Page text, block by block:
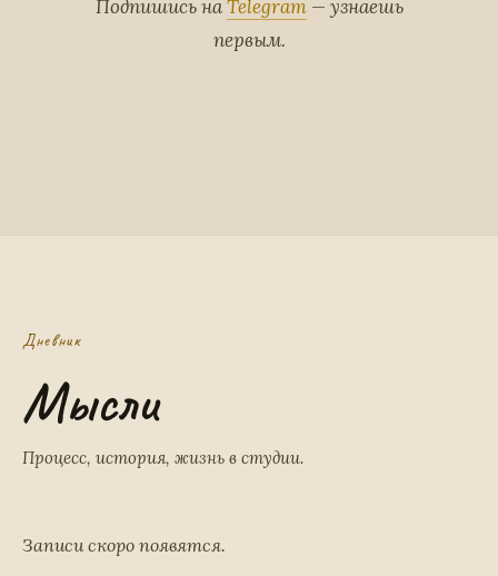
Подпишись наTelegram— узнаешь
первым.
Дневник
Мысли
Процесс, история, жизнь в студии.
Записи скоро появятся.